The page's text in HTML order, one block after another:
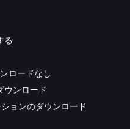
る
ロードなし
ウンロード
ョンのダウンロード